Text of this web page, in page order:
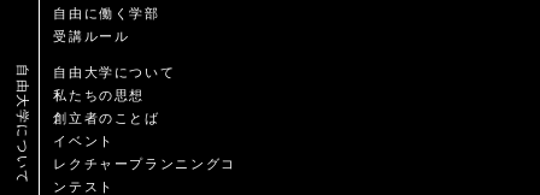
自由に働く学部
受講ルール
自由大学について
自由大学について
私たちの思想
創立者のことば
イベント
レクチャープランニングコ
ンテスト